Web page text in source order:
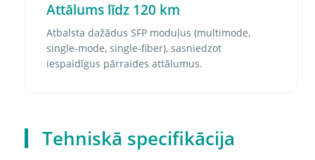
Attālums līdz 120 km
Atbalsta dažādus SFP moduļus (multimode,
single-mode, single-fiber), sasniedzot
iespaidīgus pārraides attālumus.
Tehniskā specifikācija